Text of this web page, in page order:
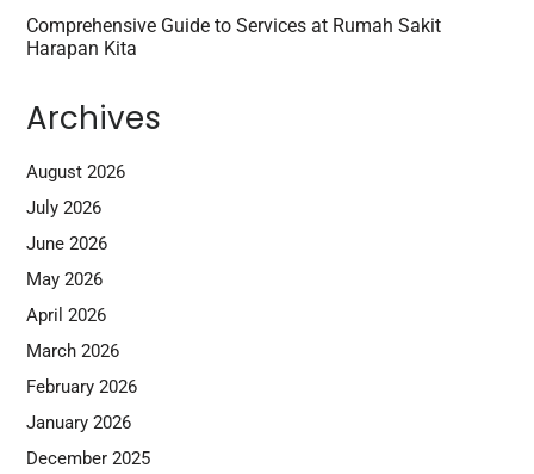
Comprehensive Guide to Services at Rumah Sakit
Harapan Kita
Archives
August 2026
July 2026
June 2026
May 2026
April 2026
March 2026
February 2026
January 2026
December 2025